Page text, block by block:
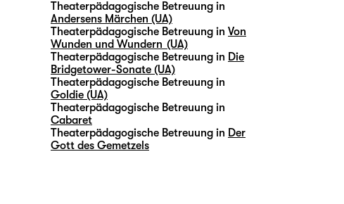
Theaterpädagogische Betreuung in
Andersens Märchen (UA)
Theaterpädagogische Betreuung in Von
Wunden und Wundern (UA)
Theaterpädagogische Betreuung in Die
Bridgetower-Sonate (UA)
Theaterpädagogische Betreuung in
Goldie (UA)
Theaterpädagogische Betreuung in
Cabaret
Theaterpädagogische Betreuung in Der
Gott des Gemetzels